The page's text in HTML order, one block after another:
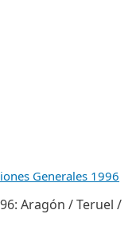
Generales 1996
Aragón / Teruel /